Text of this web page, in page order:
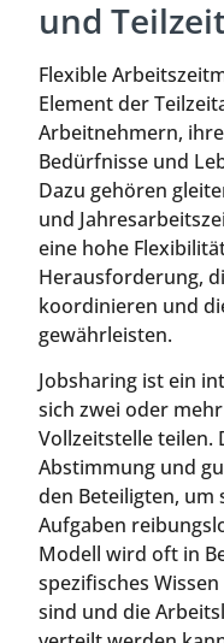
und
Flexible
Element der
Arbeitnehmern,
Bedürfnisse und
Dazu gehören
und
eine hohe
Herausforderung,
koordinieren und
gewährleisten.
Jobsharing ist ein
sich zwei oder
Vollzeitstelle teilen.
Abstimmung und
den Beteiligten, um
Aufgaben
Modell wird oft in
spezifisches
sind und die